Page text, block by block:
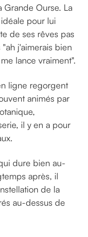
Ourse. La
pour lui
de ses rêves pas
j'aimerais bien
lance vraiment".
ligne regorgent
animés par
il y en a pour
dure bien au-
après, il
de la
au-dessus de